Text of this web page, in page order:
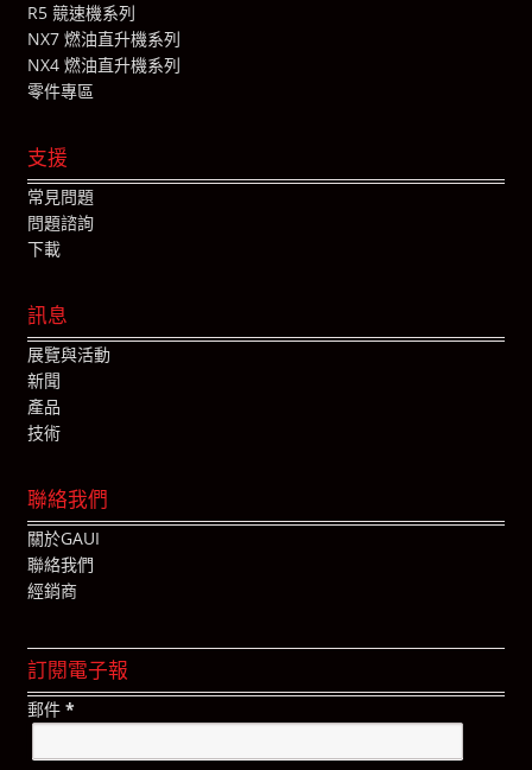
R5 競速機系列
NX7 燃油直升機系列
NX4 燃油直升機系列
零件專區
支援
常見問題
問題諮詢
下載
訊息
展覽與活動
新聞
產品
技術
聯絡我們
關於GAUI
聯絡我們
經銷商
訂閱電子報
郵件 *